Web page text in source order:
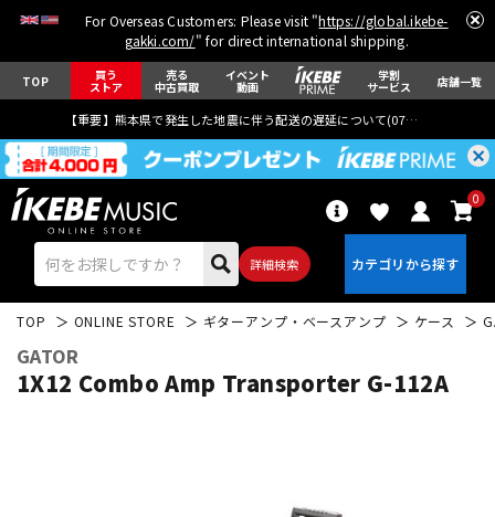
For Overseas Customers: Please visit "https://global.ikebe-
gakki.com/" for direct international shipping.
TOP 買う
ストア
売る
中古買取
イベント
動画
学割
サービス 店舗一覧
【重要】熊本県で発生した地震に伴う配送の遅延について(07月29日
詳細検索
0
TOP ONLINE STORE ギターアンプ・ベースアンプ ケース
GATOR
1X12 Combo Amp Transporter G-112A